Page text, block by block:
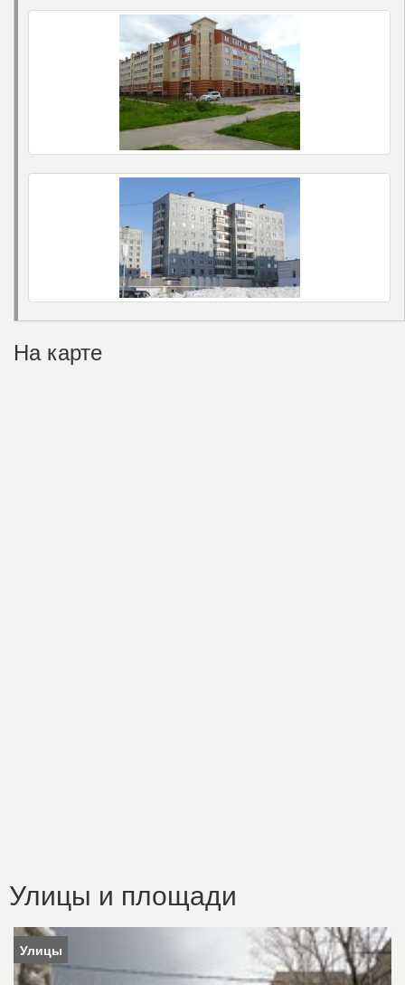
На карте
Улицы и площади
Улицы